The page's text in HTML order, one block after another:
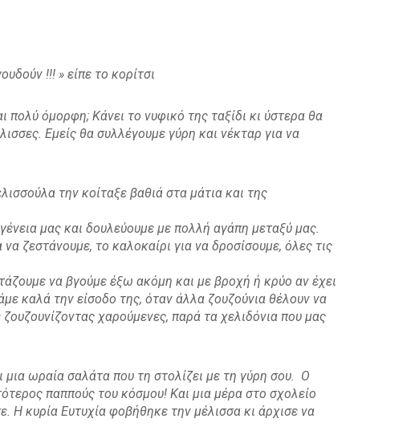
!!! » είπε το κορίτσι
πολύ όμορφη; Κάνει το νυφικό της ταξίδι κι ύστερα θα
Εμείς θα συλλέγουμε γύρη και νέκταρ για να
την κοίταξε βαθιά στα μάτια και της
μας και δουλεύουμε με πολλή αγάπη μεταξύ μας.
το καλοκαίρι για να δροσίσουμε, όλες τις
να βγούμε έξω ακόμη και με βροχή ή κρύο αν έχει
καλά την είσοδο της, όταν άλλα ζουζούνια θέλουν να
χαρούμενες, παρά τα χελιδόνια που μας
ωραία σαλάτα που τη στολίζει με τη γύρη σου. Ο
παππούς του κόσμου! Και μια μέρα στο σχολείο
Η κυρία Ευτυχία φοβήθηκε την μέλισσα κι άρχισε να